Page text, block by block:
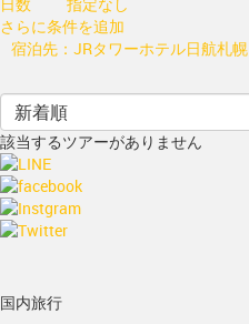
日数
指定なし
さらに条件を追加
宿泊先：JRタワーホテル日航札幌
該当するツアーがありません
国内旅行